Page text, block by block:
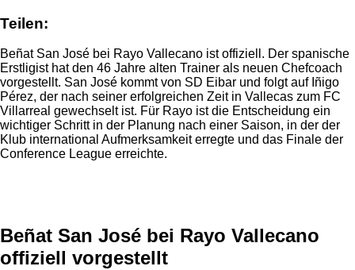
Teilen:
Beñat San José bei Rayo Vallecano ist offiziell. Der spanische
Erstligist hat den 46 Jahre alten Trainer als neuen Chefcoach
vorgestellt. San José kommt von SD Eibar und folgt auf Iñigo
Pérez, der nach seiner erfolgreichen Zeit in Vallecas zum FC
Villarreal gewechselt ist. Für Rayo ist die Entscheidung ein
wichtiger Schritt in der Planung nach einer Saison, in der der
Klub international Aufmerksamkeit erregte und das Finale der
Conference League erreichte.
Beñat San José bei Rayo Vallecano
offiziell vorgestellt